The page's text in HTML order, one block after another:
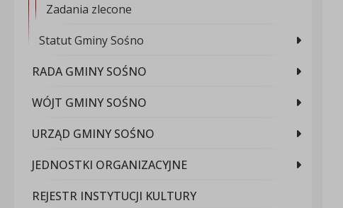
Zadania zlecone
Statut Gminy Sośno
RADA GMINY SOŚNO
WÓJT GMINY SOŚNO
URZĄD GMINY SOŚNO
JEDNOSTKI ORGANIZACYJNE
REJESTR INSTYTUCJI KULTURY